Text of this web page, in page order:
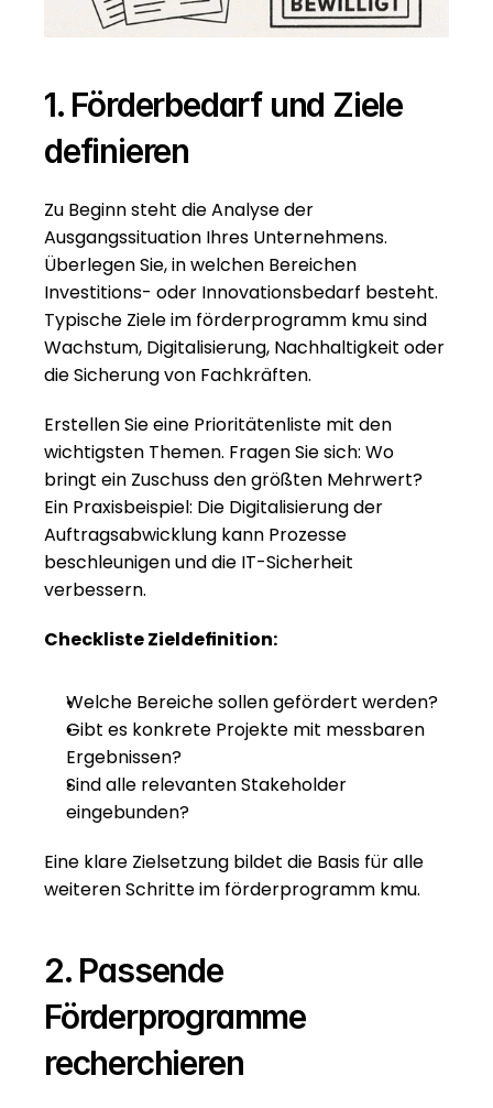
1. Förderbedarf und Ziele
definieren
Zu Beginn steht die Analyse der
Ausgangssituation Ihres Unternehmens.
Überlegen Sie, in welchen Bereichen
Investitions- oder Innovationsbedarf besteht.
Typische Ziele im förderprogramm kmu sind
Wachstum, Digitalisierung, Nachhaltigkeit oder
die Sicherung von Fachkräften.
Erstellen Sie eine Prioritätenliste mit den
wichtigsten Themen. Fragen Sie sich: Wo
bringt ein Zuschuss den größten Mehrwert?
Ein Praxisbeispiel: Die Digitalisierung der
Auftragsabwicklung kann Prozesse
beschleunigen und die IT-Sicherheit
verbessern.
Checkliste Zieldefinition:
Welche Bereiche sollen gefördert werden?
Gibt es konkrete Projekte mit messbaren
Ergebnissen?
Sind alle relevanten Stakeholder
eingebunden?
Eine klare Zielsetzung bildet die Basis für alle
weiteren Schritte im förderprogramm kmu.
2. Passende
Förderprogramme
recherchieren